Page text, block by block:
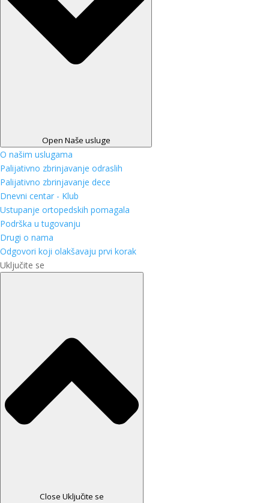
Open Naše usluge
O našim uslugama
Palijativno zbrinjavanje odraslih
Palijativno zbrinjavanje dece
Dnevni centar - Klub
Ustupanje ortopedskih pomagala
Podrška u tugovanju
Drugi o nama
Odgovori koji olakšavaju prvi korak
Uključite se
Close Uključite se